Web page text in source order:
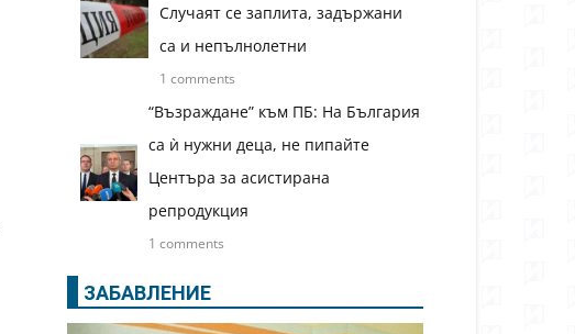
Случаят се заплита, задържани
са и непълнолетни
1 comments
“Възраждане” към ПБ: На България
са ѝ нужни деца, не пипайте
Центъра за асистирана
репродукция
1 comments
ЗАБАВЛЕНИЕ